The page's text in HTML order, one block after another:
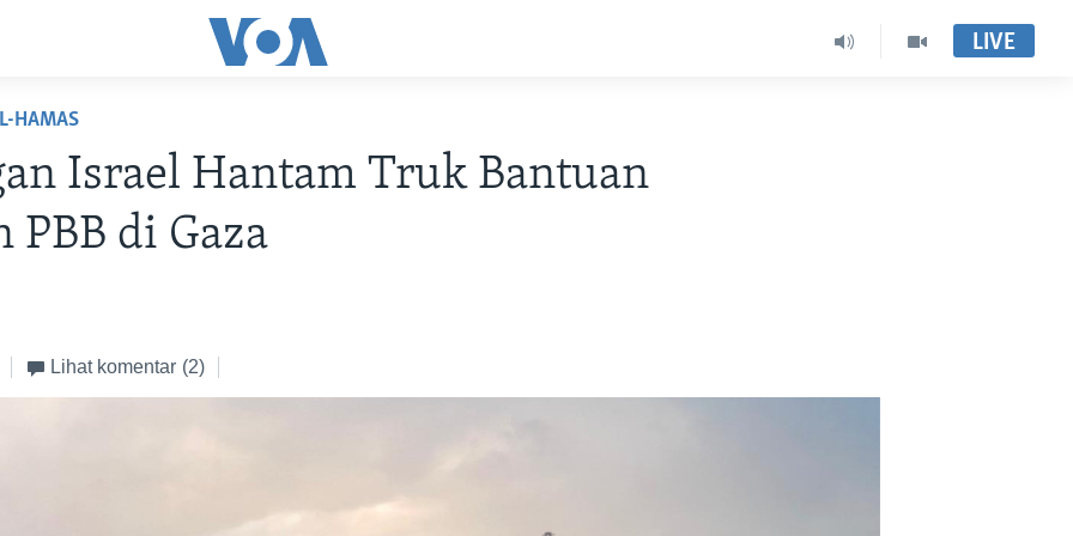
LIVE
HAMAS
Israel Hantam Truk Bantuan
PBB di Gaza
Lihat komentar (2)